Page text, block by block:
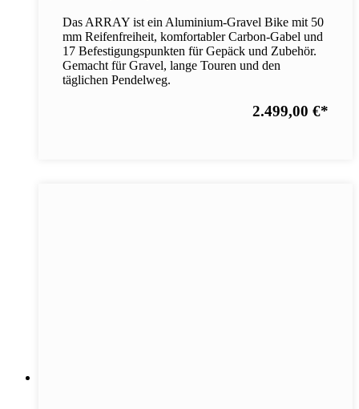
Das ARRAY ist ein Aluminium-Gravel Bike mit 50
mm Reifenfreiheit, komfortabler Carbon-Gabel und
17 Befestigungspunkten für Gepäck und Zubehör.
Gemacht für Gravel, lange Touren und den
täglichen Pendelweg.
2.499,00 €*